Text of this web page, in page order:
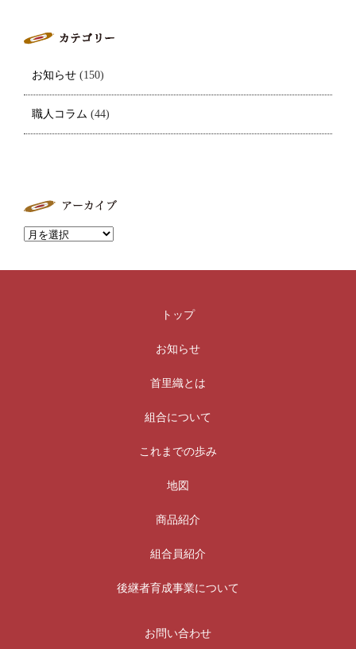
お知らせ (150)
職人コラム (44)
トップ
お知らせ
首里織とは
組合について
これまでの歩み
地図
商品紹介
組合員紹介
後継者育成事業について
お問い合わせ